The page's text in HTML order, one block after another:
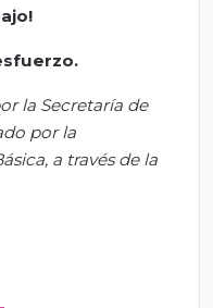
la Secretaría de
por la
a través de la